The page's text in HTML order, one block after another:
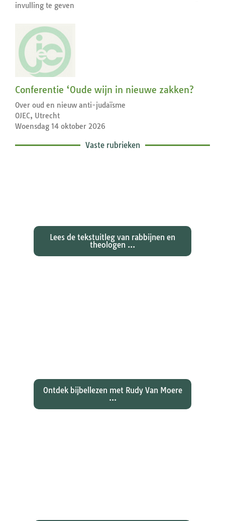
invulling te geven
Conferentie ‘Oude wijn in nieuwe zakken?
Over oud en nieuw anti-judaïsme
OJEC, Utrecht
Woensdag 14 oktober 2026
Vaste rubrieken
Lees de tekstuitleg van rabbijnen en
theologen ...
Ontdek bijbellezen met Rudy Van Moere
...